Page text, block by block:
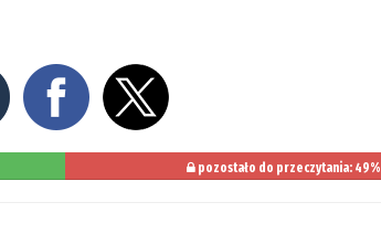
pozostało do przeczytania: 49%